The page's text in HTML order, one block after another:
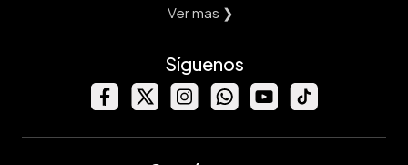
Ver mas ❯
Síguenos